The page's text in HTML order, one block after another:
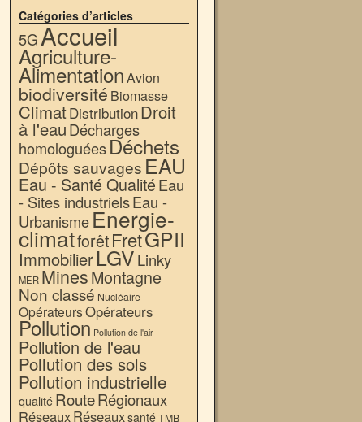
Catégories d’articles
5GAccueil
Agriculture-
AlimentationAvion
biodiversité Biomasse
ClimatDistributionDroit
à l'eauDécharges
homologuéesDéchets
Dépôts sauvages EAU
Eau - Santé QualitéEau
- Sites industrielsEau -
UrbanismeEnergie-
climatforêtFretGPII
ImmobilierLGVLinky
MER MinesMontagne
Non classé Nucléaire
OpérateursOpérateurs
Pollution Pollution de l'air
Pollution de l'eau
Pollution des sols
Pollution industrielle
qualité RouteRégionaux
RéseauxRéseauxsantéTMB